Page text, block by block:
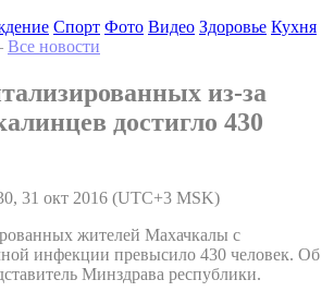
Спорт Фото Видео Здоровье Кухня
Все новости
из-за
достигло 430
31 окт 2016 (UTC+3 MSK)
жителей Махачкалы с
инфекции превысило 430 человек. Об
Минздрава республики.